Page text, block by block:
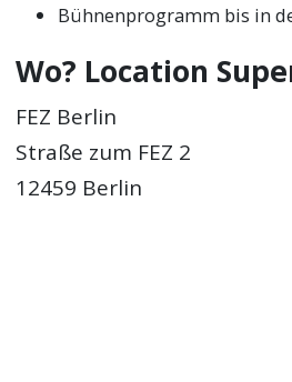
Bühnenprogramm bis in
Wo? Location
FEZ Berlin
Straße zum FEZ 2
12459 Berlin